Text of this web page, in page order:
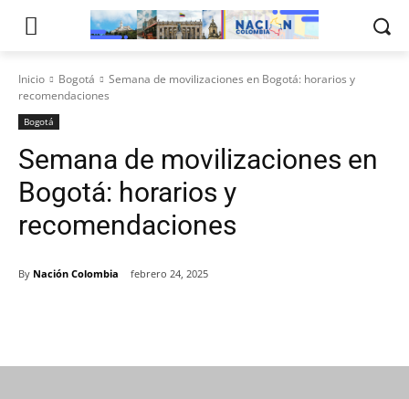
Inicio Bogotá
Semana de movilizaciones en Bogotá: horarios y
recomendaciones
Bogotá
Semana de movilizaciones en
Bogotá: horarios y
recomendaciones
By Nación Colombia febrero 24, 2025